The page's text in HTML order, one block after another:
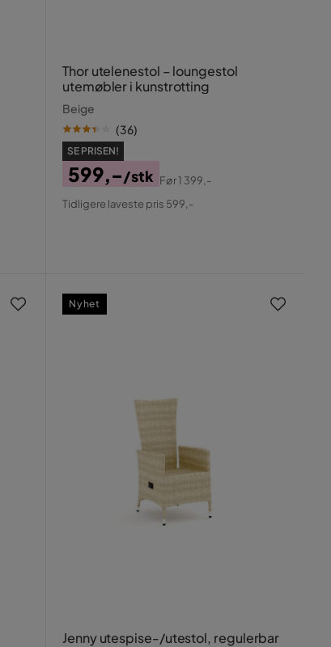
Thor utelenestol – loungestol
utemøbler i kunstrotting
Beige
(36)
SE PRISEN!
Pris
599,-/stk
Original
Før1 399,-
Tidligere laveste pris 599,-
Jenny utespise-/utestol, regulerbar
Nyhet